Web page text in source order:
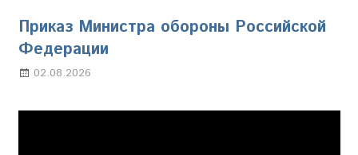
Приказ Министра обороны Российской
Федерации
02.08.2026